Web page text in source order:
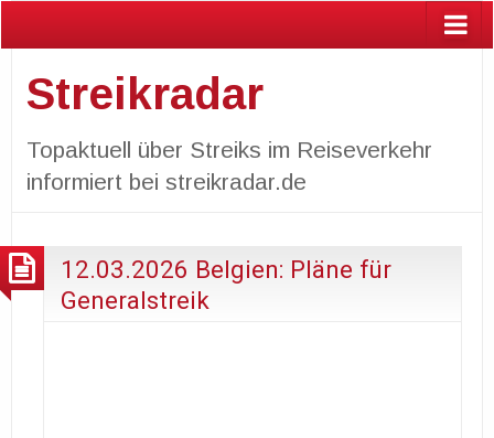
Streikradar
Topaktuell über Streiks im Reiseverkehr
informiert bei streikradar.de
12.03.2026 Belgien: Pläne für
Generalstreik